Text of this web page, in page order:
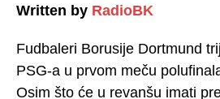
Written by RadioBK
Fudbaleri Borusije Dortmund
PSG-a u prvom meču
Osim što će u revanšu imati